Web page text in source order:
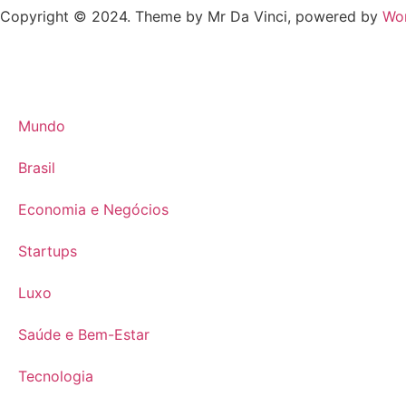
Copyright © 2024. Theme by Mr Da Vinci, powered by
Mundo
Brasil
Economia e Negócios
Startups
Luxo
Saúde e Bem-Estar
Tecnologia